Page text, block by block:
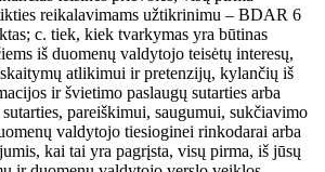
reikalavimams užtikrinimu – BDAR 6
c. tiek, kiek tvarkymas yra būtinas
iš duomenų valdytojo teisėtų interesų,
atlikimui ir pretenzijų, kylančių iš
ir švietimo paslaugų sutarties arba
pareiškimui, saugumui, sukčiavimo
valdytojo tiesioginei rinkodarai arba
kai tai yra pagrįsta, visų pirma, iš jūsų